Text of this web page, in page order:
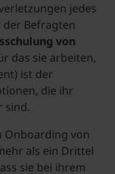
jedes
der Befragten
von
das sie arbeiten,
ist der
die ihr
sind.
Onboarding von
als ein Drittel
sie bei ihrem